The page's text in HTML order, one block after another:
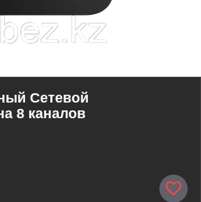
Сетевой
8 каналов